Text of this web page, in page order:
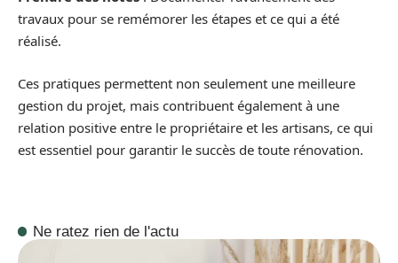
travaux pour se remémorer les étapes et ce qui a été
réalisé.
Ces pratiques permettent non seulement une meilleure
gestion du projet, mais contribuent également à une
relation positive entre le propriétaire et les artisans, ce qui
est essentiel pour garantir le succès de toute rénovation.
Ne ratez rien de l'actu